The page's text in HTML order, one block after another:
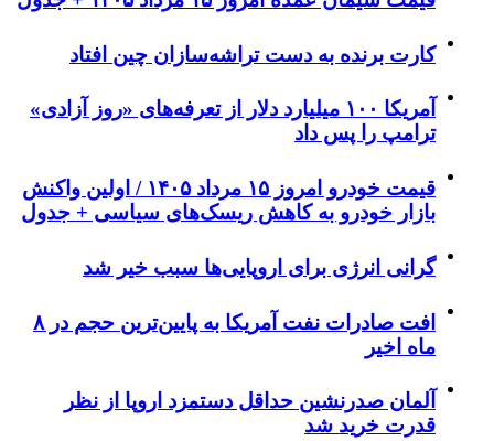
کارت برنده به دست تراشه‌سازان چین افتاد
آمریکا ۱۰۰ میلیارد دلار از تعرفه‌های «روز آزادی»
ترامپ را پس داد
قیمت خودرو امروز ۱۵ مرداد ۱۴۰۵ / اولین واکنش
بازار خودرو به کاهش ریسک‌های سیاسی + جدول
گرانی انرژی برای اروپایی‌ها سبب خیر شد
افت صادرات نفت آمریکا به پایین‌ترین حجم در ۸
ماه اخیر
آلمان صدرنشین حداقل دستمزد اروپا از نظر
قدرت خرید شد